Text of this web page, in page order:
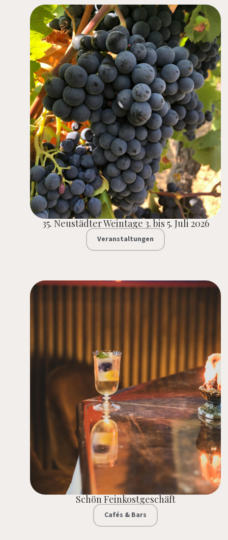
35. Neustädter Weintage 3. bis 5. Juli 2026
Veranstaltungen
Schön Feinkostgeschäft
Cafés & Bars